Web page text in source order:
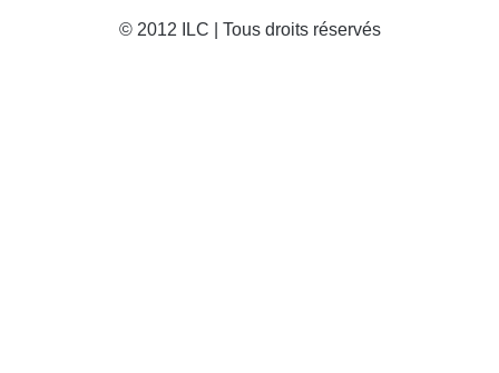
© 2012 ILC | Tous droits réservés